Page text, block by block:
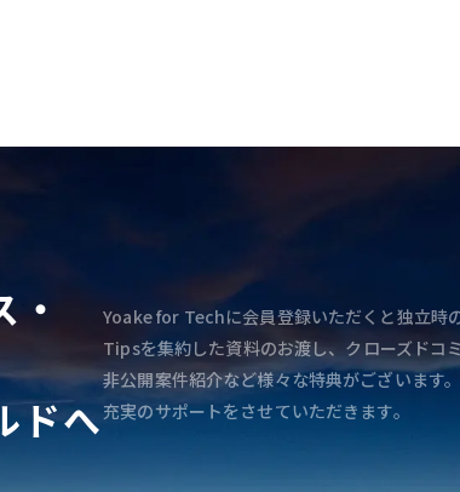
ドへ
Yoake for Techに会員登録いただくと独立時
Tipsを集約した資料のお渡し、クローズドコ
非公開案件紹介など様々な特典がございます
充実のサポートをさせていただきます。